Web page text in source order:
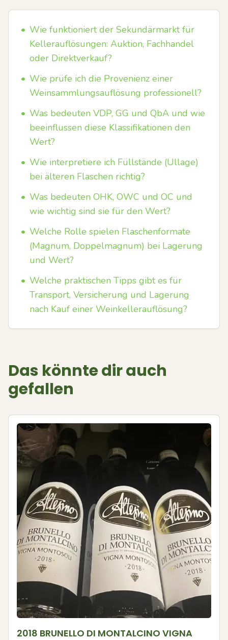
• Wie funktioniert der Sekundärmarkt für
Kellerauflösungen: Auktion, Fachhandel
oder Direktverkauf?
• Wie prüfe ich die Provenienz einer
Weinsammlungsauflösung professionell?
• Was bedeuten VDP, GG und QbA und wie
beeinflussen diese Klassifikationen den
Wert?
• Wie interpretiere ich Füllstände (Ullage)
bei älteren Flaschen richtig?
• Was bedeuten OHK, OWC und OC und
wie wichtig sind sie für den Wert?
• Welche Rolle spielen Flaschenformate
(Magnum, Doppelmagnum) bei Lagerung
und Wert?
• Welche praktischen Tipps gibt es für
Transport, Versicherung und Lagerung
nach Kauf einer Weinkellerauflösung?
Das könnte dir auch
gefallen
2018 BRUNELLO DI MONTALCINO VIGNA